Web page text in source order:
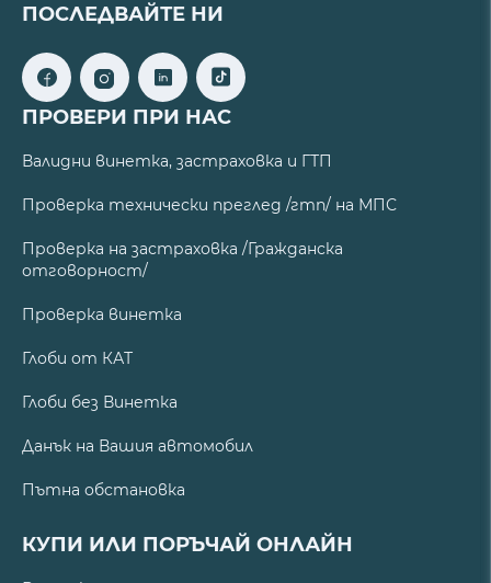
ПОСЛЕДВАЙТЕ НИ
ПРОВЕРИ ПРИ НАС
Валидни винетка, застраховка и ГТП
Проверка технически преглед /гтп/ на МПС
Проверка на застраховка /Гражданска
отговорност/
Проверка винетка
Глоби от КАТ
Глоби без Винетка
Данък на Вашия автомобил
Пътна обстановка
КУПИ ИЛИ ПОРЪЧАЙ ОНЛАЙН